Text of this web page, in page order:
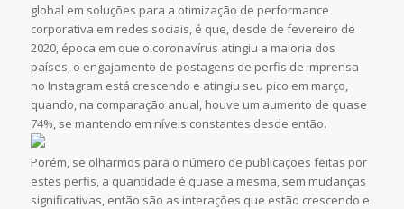
global em soluções para a otimização de performance
corporativa em redes sociais, é que, desde de fevereiro de
2020, época em que o coronavírus atingiu a maioria dos
países, o engajamento de postagens de perfis de imprensa
no Instagram está crescendo e atingiu seu pico em março,
quando, na comparação anual, houve um aumento de quase
74%, se mantendo em níveis constantes desde então.
Porém, se olharmos para o número de publicações feitas por
estes perfis, a quantidade é quase a mesma, sem mudanças
significativas, então são as interações que estão crescendo e